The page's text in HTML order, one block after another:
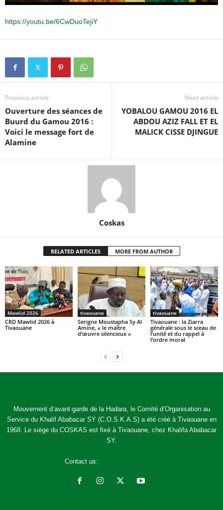
https://youtu.be/6CwDuoTejiY
Previous article
Ouverture des séances de
Buurd du Gamou 2016 :
Voici le message fort de
Alamine
Next article
YOBALOU GAMOU 2016 EL
ABDOU AZIZ FALL ET EL
MALICK CISSE DJINGUE
Coskas
RELATED ARTICLES MORE FROM AUTHOR
Mawlid 2026
CRD Mawlid 2026 à
Tivaouane
tivaouane
Serigne Moustapha Sy Al
Amine, « le maître
d’œuvre silencieux »
tivaouane
Tivaouane : la Ziarra
générale sous le sceau de
l’unité et du rappel à
l’ordre moral
Mouvement d’avant-garde de la Hadara, le Comité d’Organisation au
Service du Khalif Ababacar SY (C.O.S.K.A.S) a été créé à Tivaouane en
1968. Le siège du COSKAS est fixé à Tivaouane, chez Khalifa Ababacar
SY.
Contact us: